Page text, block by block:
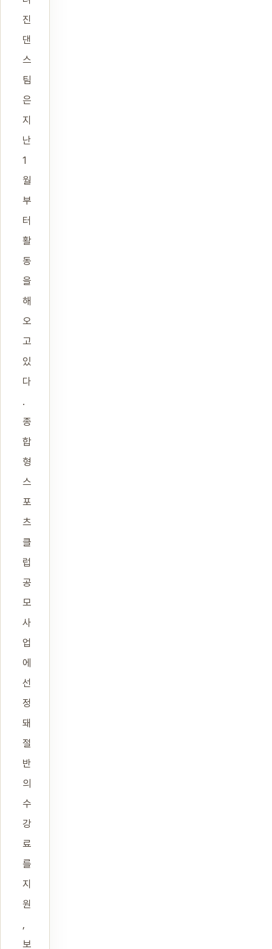
진
댄
스
팀
은
지
난
1
월
부
터
활
동
을
해
오
고
있
다
.
종
합
형
스
포
츠
클
럽
공
모
사
업
에
선
정
돼
절
반
의
수
강
료
를
지
원
보